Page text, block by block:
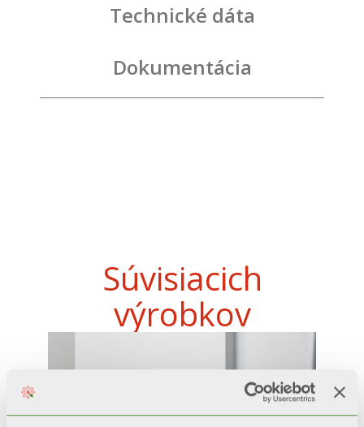
Technické dáta
Dokumentácia
Súvisiacich
výrobkov